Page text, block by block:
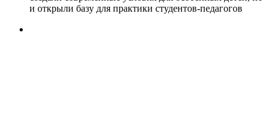
и открыли базу для практики студентов-педагогов